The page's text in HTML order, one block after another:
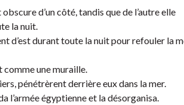
d’un côté, tandis que de l’autre elle
la nuit.
d’est durant toute la nuit pour refouler la
comme une muraille.
pénétrèrent derrière eux dans la mer.
l’armée égyptienne et la désorganisa.